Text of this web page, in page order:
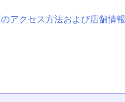
アクセス方法および店舗情報